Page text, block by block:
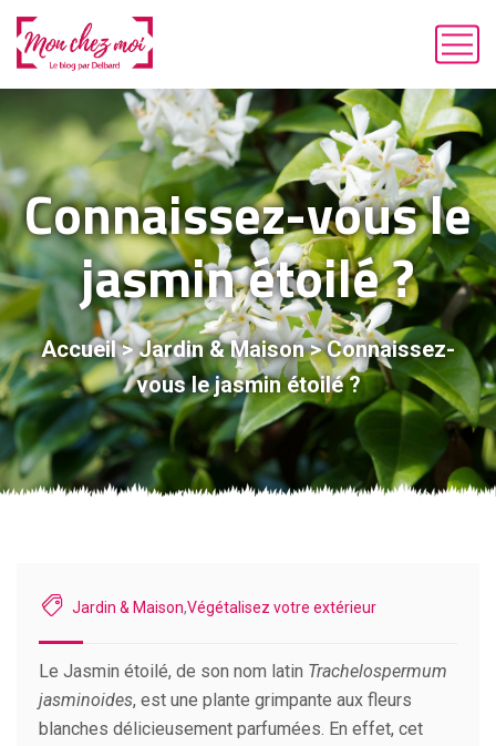
Connaissez-vous le
jasmin étoilé ?
Accueil>Jardin & Maison>Connaissez-
vous le jasmin étoilé ?
Jardin & Maison,Végétalisez votre extérieur
Le Jasmin étoilé, de son nom latin Trachelospermum
jasminoides, est une plante grimpante aux fleurs
blanches délicieusement parfumées. En effet, cet